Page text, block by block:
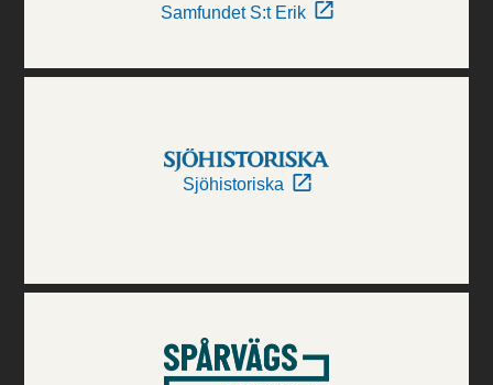
Samfundet S:t Erik
Sjöhistoriska